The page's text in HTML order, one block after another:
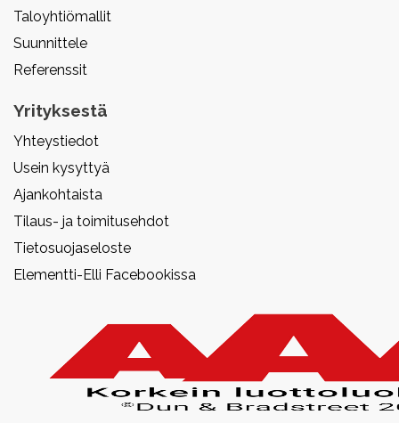
Taloyhtiömallit
Suunnittele
Referenssit
Yrityksestä
Yhteystiedot
Usein kysyttyä
Ajankohtaista
Tilaus- ja toimitusehdot
Tietosuojaseloste
Elementti-Elli Facebookissa